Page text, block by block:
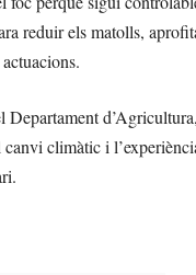
reduir els matolls,
climàtic i